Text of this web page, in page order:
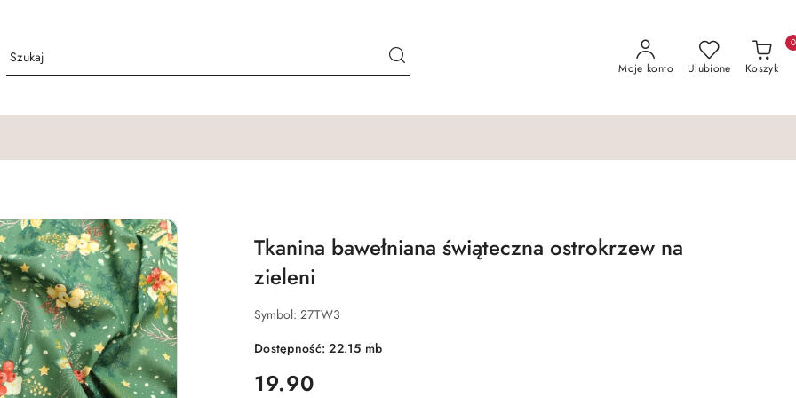
Moje konto Ulubione Koszyk
0
Tkanina bawełniana świąteczna ostrokrzew na
zieleni
Symbol: 27TW3
Dostępność:22.15 mb
cena:
19.90